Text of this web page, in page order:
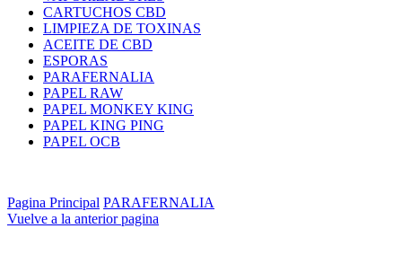
CARTUCHOS CBD
LIMPIEZA DE TOXINAS
ACEITE DE CBD
ESPORAS
PARAFERNALIA
PAPEL RAW
PAPEL MONKEY KING
PAPEL KING PING
PAPEL OCB
Pagina Principal PARAFERNALIA
Vuelve a la anterior pagina